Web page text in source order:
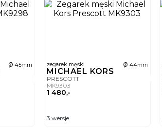
ø 45mm zegarek męski ø 44mm
MICHAEL KORS
PRESCOTT
MK9303
1 480,-
3 wersje